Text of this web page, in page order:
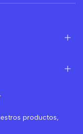
productos,